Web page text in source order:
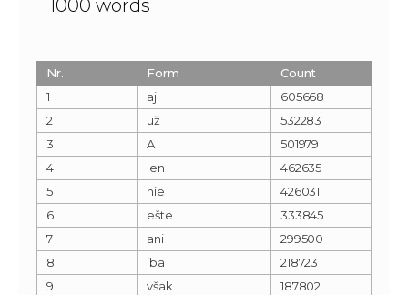
1000 words
Nr. Form
Count
1
aj
605668
2
už
532283
3
A
501979
4
len
462635
5
nie
426031
6
ešte
333845
7
ani
299500
8
iba
218723
9
však
187802